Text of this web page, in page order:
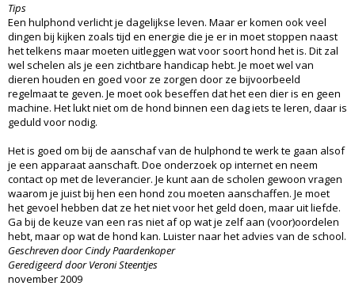
Tips
Een hulphond verlicht je dagelijkse leven. Maar er komen ook veel
dingen bij kijken zoals tijd en energie die je er in moet stoppen naast
het telkens maar moeten uitleggen wat voor soort hond het is. Dit zal
wel schelen als je een zichtbare handicap hebt. Je moet wel van
dieren houden en goed voor ze zorgen door ze bijvoorbeeld
regelmaat te geven. Je moet ook beseffen dat het een dier is en geen
machine. Het lukt niet om de hond binnen een dag iets te leren, daar is
geduld voor nodig.
Het is goed om bij de aanschaf van de hulphond te werk te gaan alsof
je een apparaat aanschaft. Doe onderzoek op internet en neem
contact op met de leverancier. Je kunt aan de scholen gewoon vragen
waarom je juist bij hen een hond zou moeten aanschaffen. Je moet
het gevoel hebben dat ze het niet voor het geld doen, maar uit liefde.
Ga bij de keuze van een ras niet af op wat je zelf aan (voor)oordelen
hebt, maar op wat de hond kan. Luister naar het advies van de school.
Geschreven door Cindy Paardenkoper
Geredigeerd door Veroni Steentjes
november 2009